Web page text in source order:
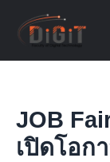
content
JOB
เปิดโอก